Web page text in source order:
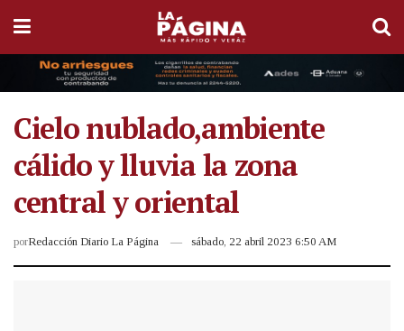
Cielo nublado,ambiente
cálido y lluvia la zona
central y oriental
porRedacción Diario La Página sábado, 22 abril 2023 6:50 AM